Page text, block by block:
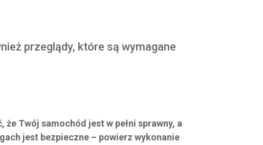
przeglądy, które są wymagane
że Twój samochód jest w pełni sprawny, a
jest bezpieczne – powierz wykonanie